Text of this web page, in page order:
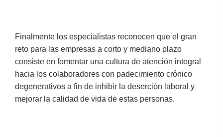
Finalmente los especialistas reconocen que el gran
reto para las empresas a corto y mediano plazo
consiste en fomentar una cultura de atención integral
hacia los colaboradores con padecimiento crónico
degenerativos a fin de inhibir la deserción laboral y
mejorar la calidad de vida de estas personas.